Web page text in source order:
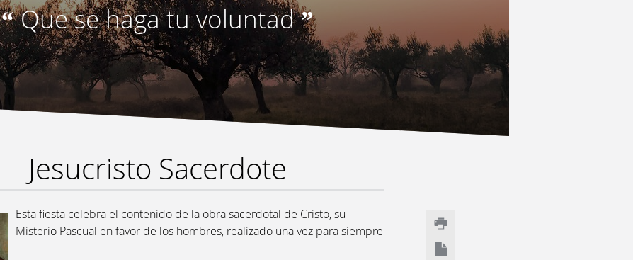
“Que se haga tu voluntad”
Jesucristo Sacerdote
Esta fiesta celebra el contenido de la obra sacerdotal de Cristo, su
Misterio Pascual en favor de los hombres, realizado una vez para siempre